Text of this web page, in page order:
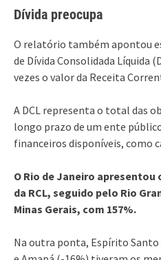
Dívida preocupa
O relatório também apontou
de Dívida Consolidada Líquida
vezes o valor da Receita
A DCL representa o total das
longo prazo de um ente
financeiros disponíveis, como
O Rio de Janeiro apresentou
da RCL, seguido pelo Rio
Minas Gerais, com 157%.
Na outra ponta, Espírito